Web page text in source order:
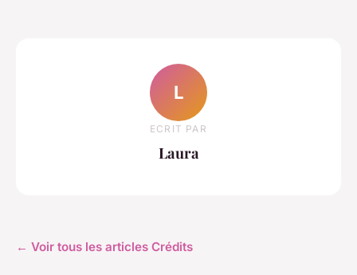
L
ECRIT PAR
Laura
← Voir tous les articles Crédits